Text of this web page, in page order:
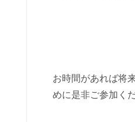
お時間があれば将
めに是非ご参加くだ